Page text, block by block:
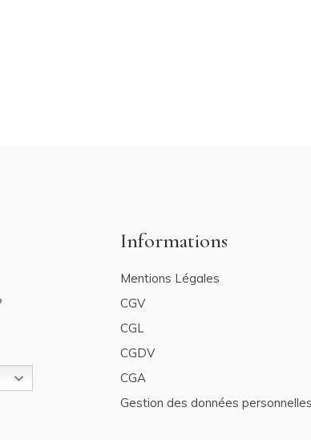
Informations
Mentions Légales
CGV
CGL
CGDV
CGA
Gestion des données personnelles